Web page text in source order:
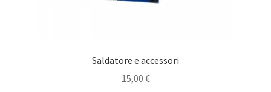
Saldatore e accessori
15,00 €